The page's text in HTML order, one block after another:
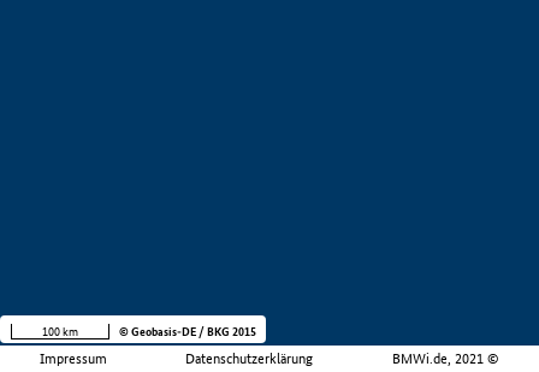
Impressum Datenschutzerklärung BMWi.de, 2021 ©
100 km © Geobasis-DE / BKG 2015